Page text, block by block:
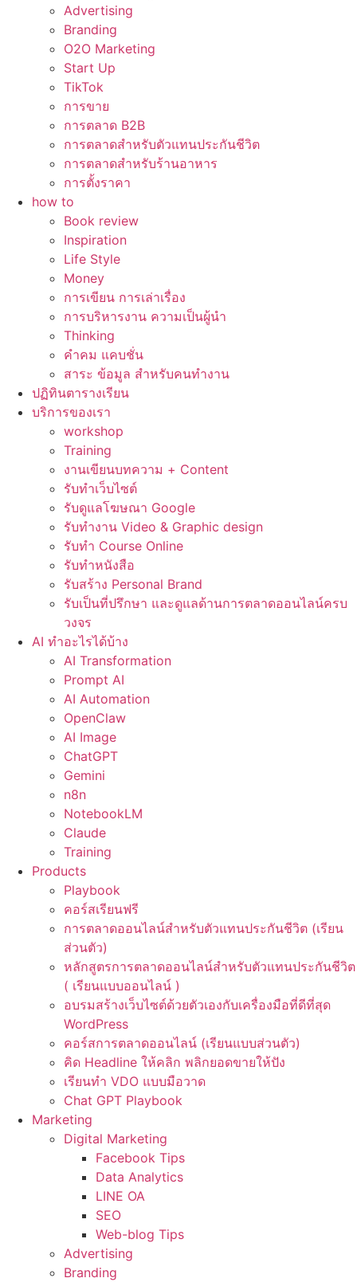
Advertising
Branding
O2O Marketing
Start Up
TikTok
การขาย
การตลาด B2B
การตลาดสำหรับตัวแทนประกันชีวิต
การตลาดสำหรับร้านอาหาร
การตั้งราคา
how to
Book review
Inspiration
Life Style
Money
การเขียน การเล่าเรื่อง
การบริหารงาน ความเป็นผู้นำ
Thinking
คำคม แคบชั่น
สาระ ข้อมูล สำหรับคนทำงาน
ปฏิทินตารางเรียน
บริการของเรา
workshop
Training
งานเขียนบทความ + Content
รับทำเว็บไซต์
รับดูแลโฆษณา Google
รับทำงาน Video & Graphic design
รับทำ Course Online
รับทำหนังสือ
รับสร้าง Personal Brand
รับเป็นที่ปรึกษา และดูแลด้านการตลาดออนไลน์ครบ
วงจร
AI ทำอะไรได้บ้าง
AI Transformation
Prompt AI
AI Automation
OpenClaw
AI Image
ChatGPT
Gemini
n8n
NotebookLM
Claude
Training
Products
Playbook
คอร์สเรียนฟรี
การตลาดออนไลน์สำหรับตัวแทนประกันชีวิต (เรียน
ส่วนตัว)
หลักสูตรการตลาดออนไลน์สำหรับตัวแทนประกันชีวิต
( เรียนแบบออนไลน์ )
อบรมสร้างเว็บไซต์ด้วยตัวเองกับเครื่องมือที่ดีที่สุด
WordPress
คอร์สการตลาดออนไลน์ (เรียนแบบส่วนตัว)
คิด Headline ให้คลิก พลิกยอดขายให้ปัง
เรียนทำ VDO แบบมือวาด
Chat GPT Playbook
Marketing
Digital Marketing
Facebook Tips
Data Analytics
LINE OA
SEO
Web-blog Tips
Advertising
Branding